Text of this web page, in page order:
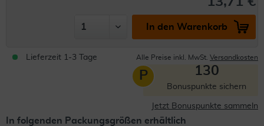
In den Warenkorb
Lieferzeit 1-3 Tage Alle Preise inkl. MwSt. Versandkosten
P 130
Bonuspunkte sichern
Jetzt Bonuspunkte sammeln
In folgenden Packungsgrößen erhältlich